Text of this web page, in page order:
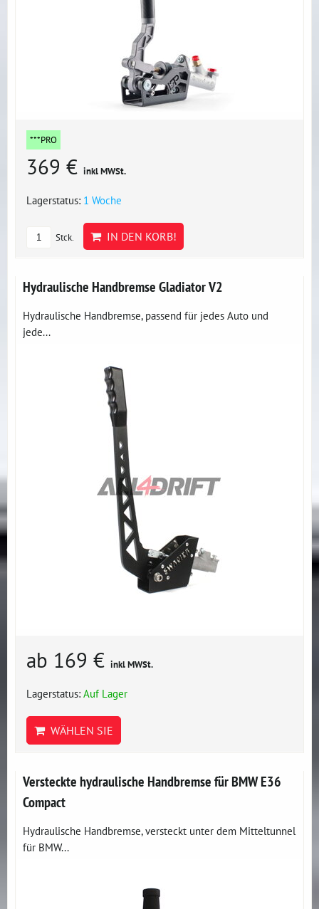
***PRO
369 € inkl MWSt.
Lagerstatus: 1 Woche
Stck. IN DEN KORB!
Hydraulische Handbremse Gladiator V2
Hydraulische Handbremse, passend für jedes Auto und
jede...
ab 169 € inkl MWSt.
Lagerstatus: Auf Lager
WÄHLEN SIE
Versteckte hydraulische Handbremse für BMW E36
Compact
Hydraulische Handbremse, versteckt unter dem Mitteltunnel
für BMW...